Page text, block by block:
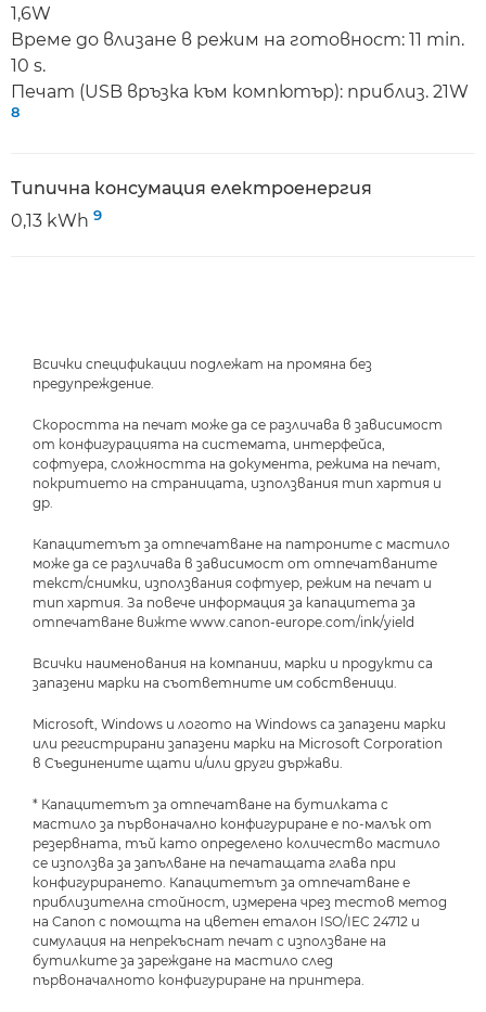
1,6W
Време до влизане в режим на готовност: 11 min.
10 s.
Печат (USB връзка към компютър): приблиз. 21W
8
Типична консумация електроенергия
0,13 kWh 9
Всички спецификации подлежат на промяна без
предупреждение.
Скоростта на печат може да се различава в зависимост
от конфигурацията на системата, интерфейса,
софтуера, сложността на документа, режима на печат,
покритието на страницата, използвания тип хартия и
др.
Капацитетът за отпечатване на патроните с мастило
може да се различава в зависимост от отпечатваните
текст/снимки, използвания софтуер, режим на печат и
тип хартия. За повече информация за капацитета за
отпечатване вижте www.canon-europe.com/ink/yield
Всички наименования на компании, марки и продукти са
запазени марки на съответните им собственици.
Microsoft, Windows и логото на Windows са запазени марки
или регистрирани запазени марки на Microsoft Corporation
в Съединените щати и/или други държави.
* Капацитетът за отпечатване на бутилката с
мастило за първоначално конфигуриране е по-малък от
резервната, тъй като определено количество мастило
се използва за запълване на печатащата глава при
конфигурирането. Капацитетът за отпечатване е
приблизителна стойност, измерена чрез тестов метод
на Canon с помощта на цветен еталон ISO/IEC 24712 и
симулация на непрекъснат печат с използване на
бутилките за зареждане на мастило след
първоначалното конфигуриране на принтера.